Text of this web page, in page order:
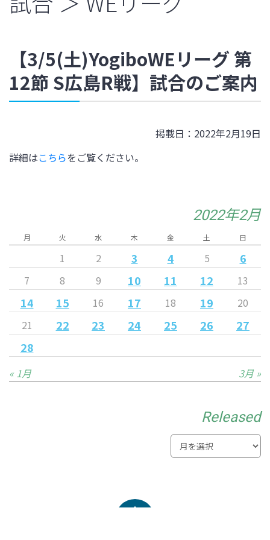
【3/5(土)YogiboWEリーグ 第
12節 S広島R戦】試合のご案内
掲載日：2022年2月19日
詳細はこちらをご覧ください。
2022年2月
月 火 水 木 金 土 日
1 2 3 4 5 6
7 8 9 10 11 12 13
14 15 16 17 18 19
20
21
22 23 24 25 26
27
28
« 1月 3月 »
Released